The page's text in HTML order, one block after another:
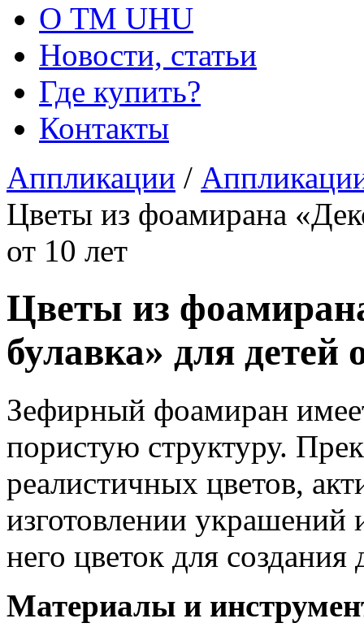
О ТМ UHU
Новости, статьи
Где купить?
Контакты
Аппликации /
Цветы из фоамирана
от 10 лет
Цветы из
булавка» для детей
Зефирный фоамиран
пористую структуру.
реалистичных цветов,
изготовлении украшений
него цветок для
Материалы и